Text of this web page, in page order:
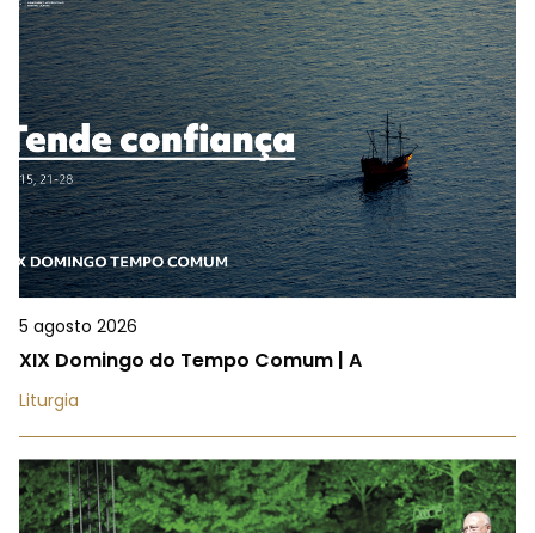
5 agosto 2026
XIX Domingo do Tempo Comum | A
Liturgia